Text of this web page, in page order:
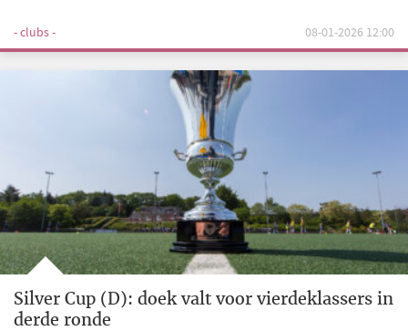
- clubs - 08-01-2026 12:00
Silver Cup (D): doek valt voor vierdeklassers in
derde ronde